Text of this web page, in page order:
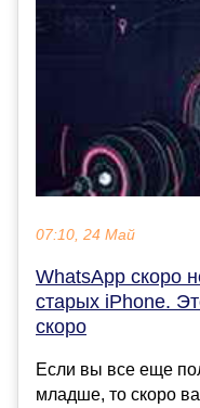
07:10, 24 Май
WhatsApp скоро
старых iPhone.
скоро
Если вы все еще
младше, то скоро